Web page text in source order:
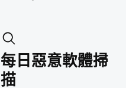
每日惡意軟體掃
描